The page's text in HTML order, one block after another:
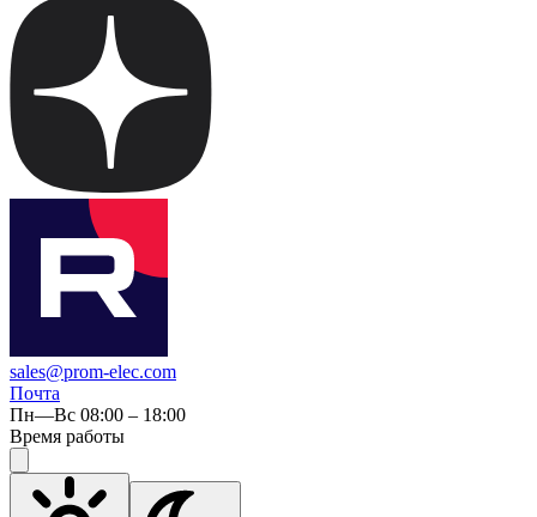
sales@prom-elec.com
Почта
Пн—Вс 08:00 – 18:00
Время работы